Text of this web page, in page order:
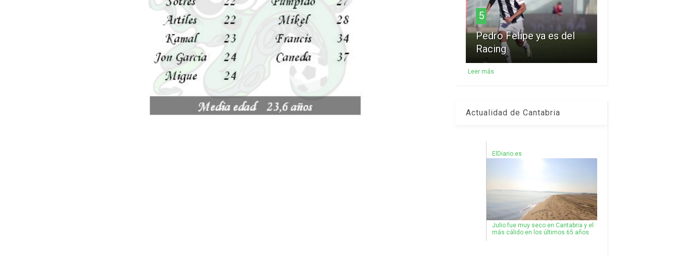
5
Pedro Felipe ya es del
Racing
Leer más
Actualidad de Cantabria
ElDiario.es
Julio fue muy seco en Cantabria y el
más cálido en los últimos 65 años